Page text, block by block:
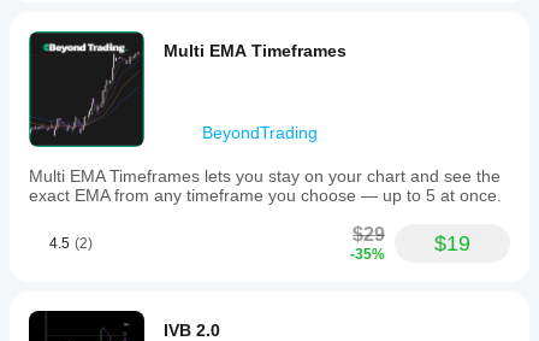
Multi EMA Timeframes
BeyondTrading
Multi EMA Timeframes lets you stay on your chart and see the
exact EMA from any timeframe you choose — up to 5 at once.
4.5 (2) $29
-35% $19
IVB 2.0